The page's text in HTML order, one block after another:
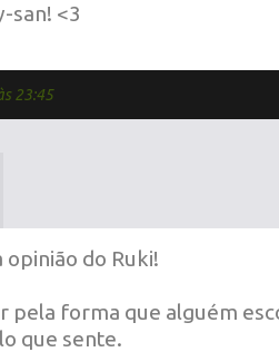
san! <3
23:45
opinião do Ruki!
pela forma que alguém
que sente.